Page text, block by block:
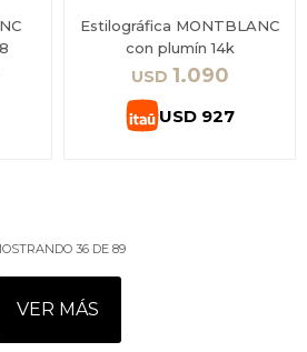
Estilográfica MONTBLANC
con plumín 14k
USD 1.090
USD 927
36DE 89
VER MÁS